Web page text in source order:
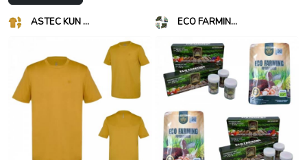
ASTEC KUN ... ECO FARMIN...